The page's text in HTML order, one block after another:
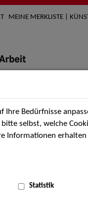
MEINE MERKLISTE |
Über uns
Bedürfnisse
selbst, welche
Informationen erhalten
Statistik